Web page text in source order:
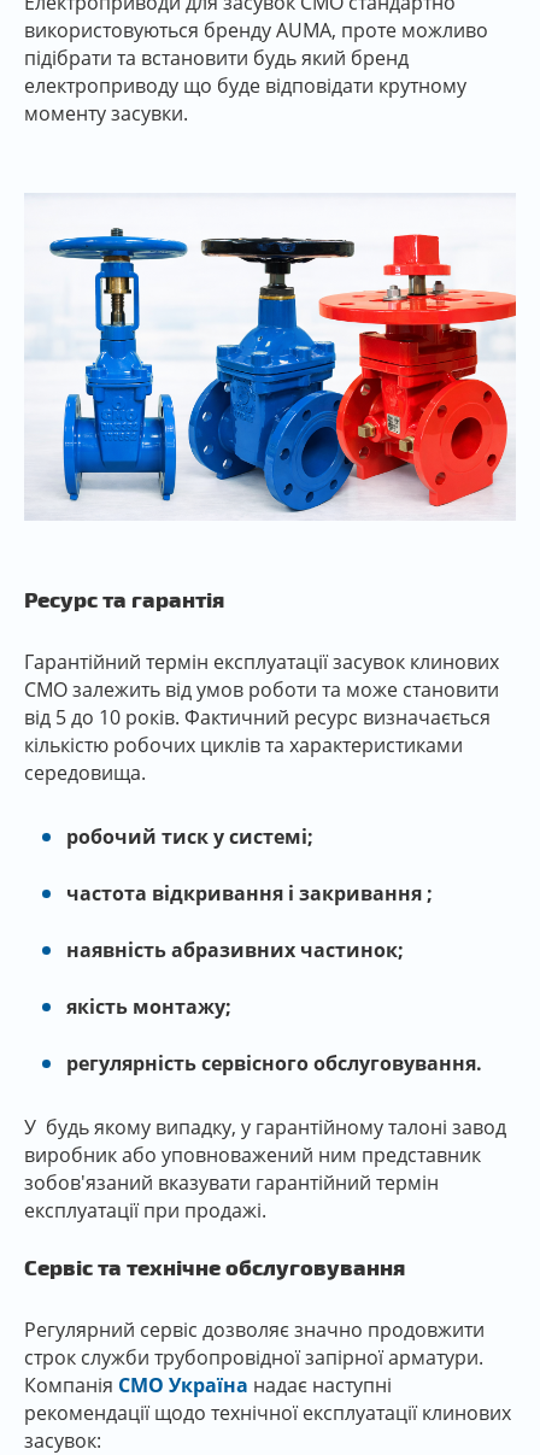
використовуються бренду AUMA, проте можливо
підібрати та встановити будь який бренд
електроприводу що буде відповідати крутному
моменту засувки.
Ресурс та гарантія
Гарантійний термін експлуатації засувок клинових
СМО залежить від умов роботи та може становити
від 5 до 10 років. Фактичний ресурс визначається
кількістю робочих циклів та характеристиками
середовища.
робочий тиск у системі;
частота відкривання і закривання ;
наявність абразивних частинок;
якість монтажу;
регулярність сервісного обслуговування.
У будь якому випадку, у гарантійному талоні завод
виробник або уповноважений ним представник
зобов'язаний вказувати гарантійний термін
експлуатації при продажі.
Сервіс та технічне обслуговування
Регулярний сервіс дозволяє значно продовжити
строк служби трубопровідної запірної арматури.
Компанія CMO Україна надає наступні
рекомендації щодо технічної експлуатації клинових
засувок: